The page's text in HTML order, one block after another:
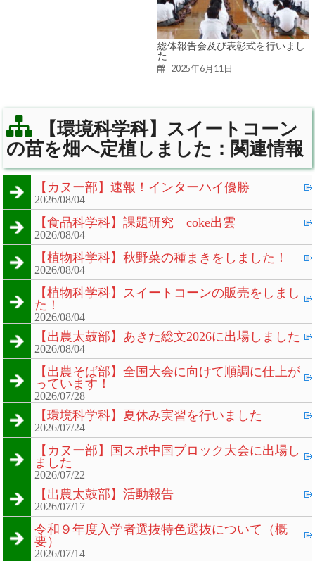
総体報告会及び表彰式を行いまし
た
2025年6月11日
【環境科学科】スイートコーン
の苗を畑へ定植しました：関連情報
【カヌー部】速報！インターハイ優勝
2026/08/04
【食品科学科】課題研究 coke出雲
2026/08/04
【植物科学科】秋野菜の種まきをしました！
2026/08/04
【植物科学科】スイートコーンの販売をしまし
た！
2026/08/04
【出農太鼓部】あきた総文2026に出場しました
2026/08/04
【出農そば部】全国大会に向けて順調に仕上が
っています！
2026/07/28
【環境科学科】夏休み実習を行いました
2026/07/24
【カヌー部】国スポ中国ブロック大会に出場し
ました
2026/07/22
【出農太鼓部】活動報告
2026/07/17
令和９年度入学者選抜特色選抜について（概
要）
2026/07/14